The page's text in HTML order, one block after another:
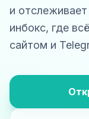
и
инбокс, где
сайтом и